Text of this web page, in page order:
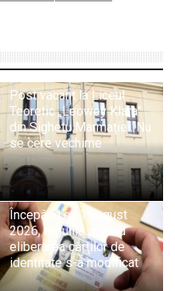
Post vacant la Liceul
Teoretic „Leowey Klara”
din Sighetu Marmației. Nu
se cere vechime
Începând cu 1 august
2026, regulile privind
eliberarea cărților de
identitate s-a modificat